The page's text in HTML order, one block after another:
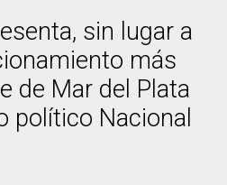
sin lugar a
más
de Mar del Plata
político Nacional